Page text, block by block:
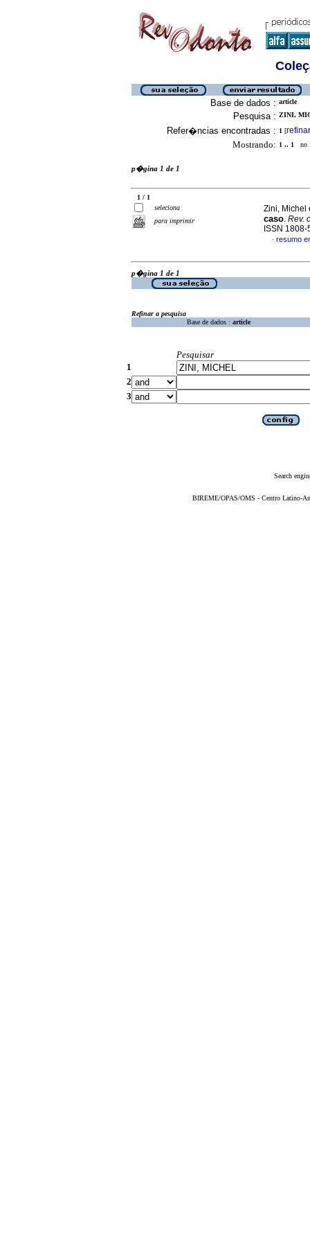
Base de dados : article
Pesquisa : ZINI,
Refer�ncias encontradas : 1 [refinar
Mostrando: 1 .. 1 no
p�gina 1 de 1
1 / 1
seleciona
para imprimir
Zini, Michel
caso. Rev.
ISSN 1808-
· resumo
p�gina 1 de 1
Refinar a pesquisa
Base de dados : article
Pesquisar
1
2
3
Search
BIREME/OPAS/OMS - Centro Latino-